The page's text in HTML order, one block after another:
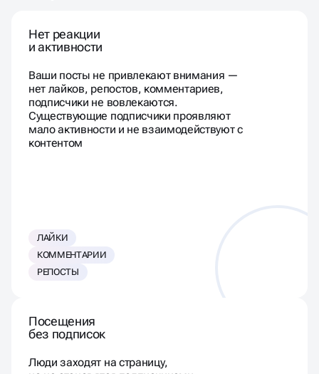
Нет реакции
и активности
Ваши посты не привлекают внимания —
нет лайков, репостов, комментариев,
подписчики не вовлекаются.
Существующие подписчики проявляют
мало активности и не взаимодействуют с
контентом
ЛАЙКИ
КОММЕНТАРИИ
РЕПОСТЫ
Посещения
без подписок
Люди заходят на страницу,